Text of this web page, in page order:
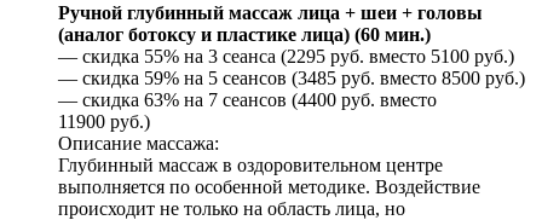
Ручной глубинный массаж лица + шеи + головы
(аналог ботоксу и пластике лица) (60 мин.)
— скидка 55% на 3 сеанса (2295 руб. вместо 5100 руб.)
— скидка 59% на 5 сеансов (3485 руб. вместо 8500 руб.)
— скидка 63% на 7 сеансов (4400 руб. вместо
11900 руб.)
Описание массажа:
Глубинный массаж в оздоровительном центре
выполняется по особенной методике. Воздействие
происходит не только на область лица, но